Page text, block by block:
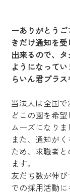
ーありがとう
きだけ通知を
出来るので、
ようになってい
らいん君プラ
当法人は全国
どこの園を希
ムーズになりま
また、通知が
ため、求職者
ます。
友だち数が伸
での採用活動に